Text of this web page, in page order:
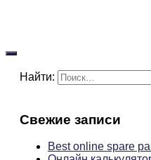
Найти:
Свежие записи
Best online spare